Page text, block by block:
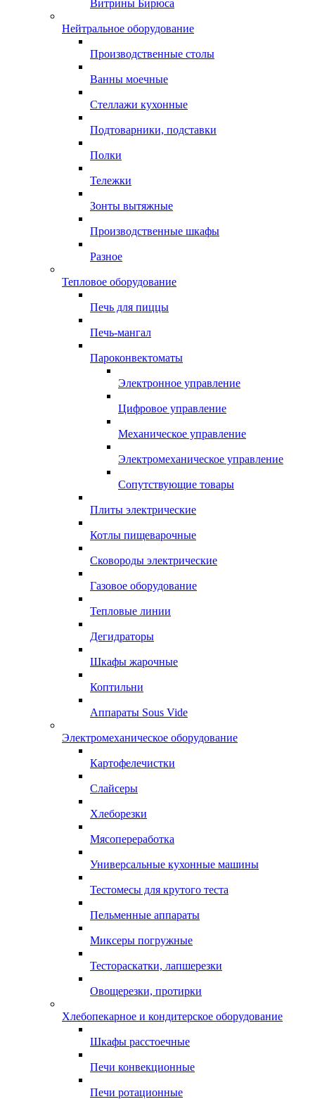
Витрины Бирюса
Нейтральное оборудование
Производственные столы
Ванны моечные
Стеллажи кухонные
Подтоварники, подставки
Полки
Тележки
Зонты вытяжные
Производственные шкафы
Разное
Тепловое оборудование
Печь для пиццы
Печь-мангал
Пароконвектоматы
Электронное управление
Цифровое управление
Механическое управление
Электромеханическое управление
Сопутствующие товары
Плиты электрические
Котлы пищеварочные
Сковороды электрические
Газовое оборудование
Тепловые линии
Дегидраторы
Шкафы жарочные
Коптильни
Аппараты Sous Vide
Электромеханическое оборудование
Картофелечистки
Слайсеры
Хлеборезки
Мясопереработка
Универсальные кухонные машины
Тестомесы для крутого теста
Пельменные аппараты
Миксеры погружные
Тестораскатки, лапшерезки
Овощерезки, протирки
Хлебопекарное и кондитерское оборудование
Шкафы расстоечные
Печи конвекционные
Печи ротационные